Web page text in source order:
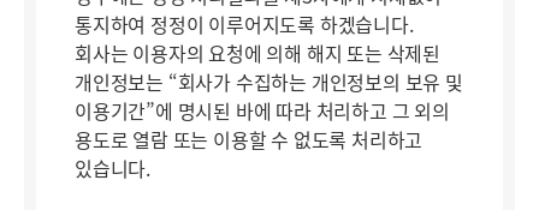
통지하여 정정이 이루어지도록 하겠습니다.
회사는 이용자의 요청에 의해 해지 또는 삭제된
개인정보는 “회사가 수집하는 개인정보의 보유 및
이용기간”에 명시된 바에 따라 처리하고 그 외의
용도로 열람 또는 이용할 수 없도록 처리하고
있습니다.